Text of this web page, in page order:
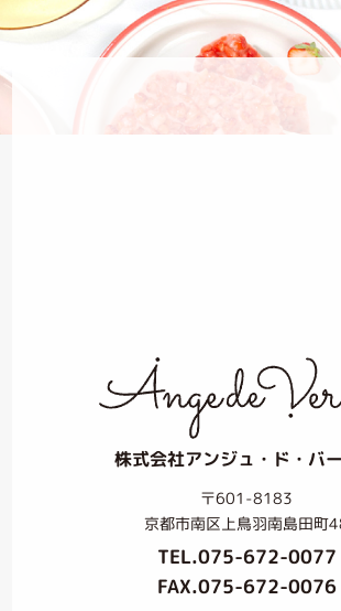
株式会社アンジュ・ド・バ
〒601-8183
京都市南区上鳥羽南島田町
TEL.075-672-0077
FAX.075-672-0076